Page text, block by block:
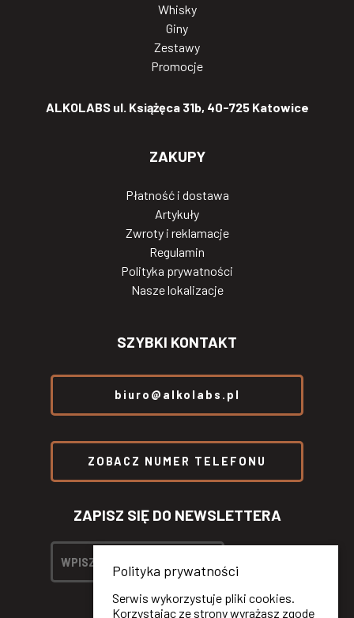
Whisky
Giny
Zestawy
Promocje
ALKOLABS ul. Książęca 31b, 40-725 Katowice
ZAKUPY
Płatność i dostawa
Artykuły
Zwroty i reklamacje
Regulamin
Polityka prywatności
Nasze lokalizacje
SZYBKI KONTAKT
biuro@alkolabs.pl
ZOBACZ NUMER TELEFONU
ZAPISZ SIĘ DO NEWSLETTERA
Polityka prywatności
Serwis wykorzystuje pliki cookies.
Korzystając ze strony wyrażasz zgodę